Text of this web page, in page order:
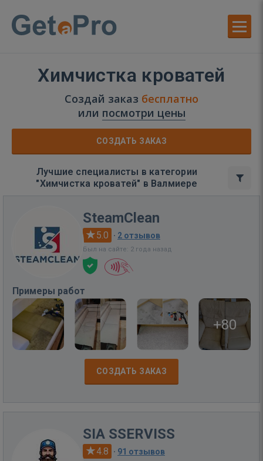
Химчистка кроватей
Создай заказ бесплатно
или посмотри цены
СОЗДАТЬ ЗАКАЗ
Лучшие специалисты в категории
"Химчистка кроватей" в Валмиере
SteamClean
5.0 · 2 отзывов
Был на сайте: 2 года назад
Примеры работ
+80
СОЗДАТЬ ЗАКАЗ
SIA SSERVISS
4.8 · 91 отзывов